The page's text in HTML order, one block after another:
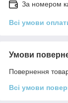
За номером
Всі умови
Умови
Повернення
Всі умови